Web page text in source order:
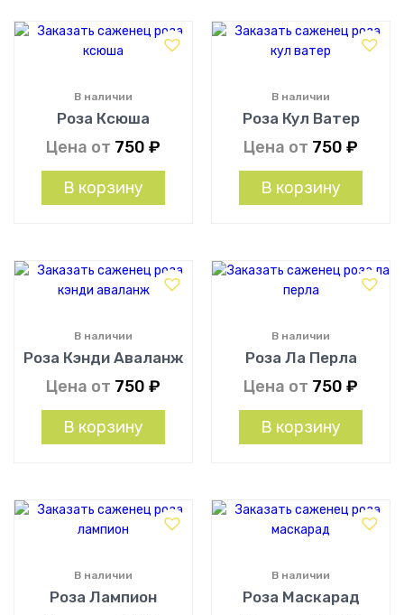
Роза Ксюша
В наличии
Цена от 750 ₽
В корзину
Роза Кул Ватер
В наличии
Цена от 750 ₽
В корзину
Роза Кэнди Аваланж
В наличии
Цена от 750 ₽
В корзину
Роза Ла Перла
В наличии
Цена от 750 ₽
В корзину
Роза Лампион
В наличии
Роза Маскарад
В наличии